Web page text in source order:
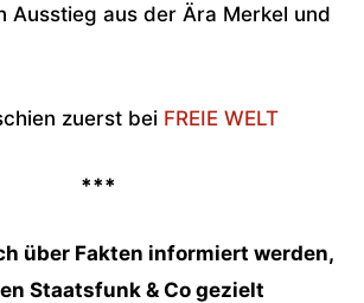
Ausstieg aus der Ära Merkel und
zuerst bei FREIE WELT
***
über Fakten informiert werden,
Staatsfunk & Co gezielt